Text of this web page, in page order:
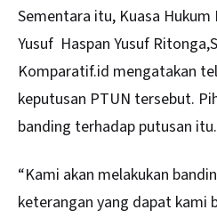
Sementara itu, Kuasa Hukum
Yusuf Haspan Yusuf
Komparatif.id mengatakan
keputusan PTUN tersebut.
banding terhadap putusan itu.
“Kami akan melakukan
keterangan yang dapat kami